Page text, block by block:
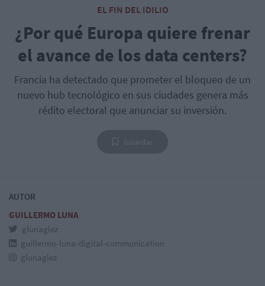
EL FIN DEL IDILIO
¿Por qué Europa quiere frenar
el avance de los data centers?
Francia ha detectado que prometer el bloqueo de un
nuevo hub tecnológico en sus ciudades genera más
rédito electoral que anunciar su inversión.
AUTOR
GUILLERMO LUNA
glunaglez
guillermo-luna-digital-communication
glunaglez